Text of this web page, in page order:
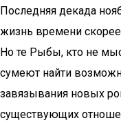
Последняя декада
жизнь времени скорее
Но те Рыбы, кто не
сумеют найти
завязывания новых
существующих